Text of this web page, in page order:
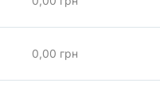
0,00 грн